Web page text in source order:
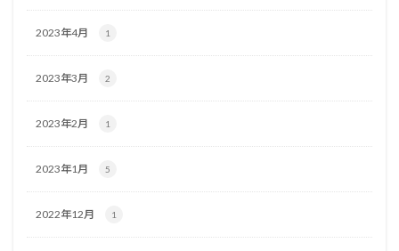
2023年4月 1
2023年3月 2
2023年2月 1
2023年1月 5
2022年12月 1